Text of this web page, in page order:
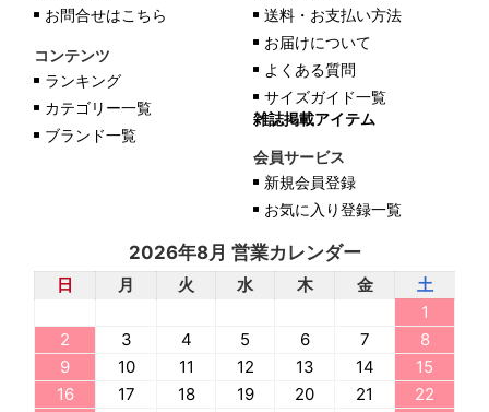
お問合せはこちら
コンテンツ
ランキング
カテゴリー一覧
ブランド一覧
送料・お支払い方法
お届けについて
よくある質問
サイズガイド一覧
雑誌掲載アイテム
会員サービス
新規会員登録
お気に入り登録一覧
2026年8月 営業カレンダー
日 月 火 水 木 金
土
1
2
3 4 5 6 7
8
9
10 11 12 13 14
15
16
17 18 19 20 21
22